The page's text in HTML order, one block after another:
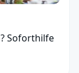
Soforthilfe